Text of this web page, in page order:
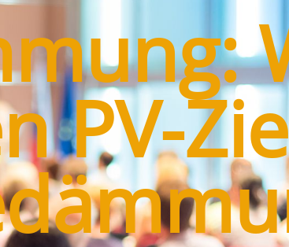
PV-